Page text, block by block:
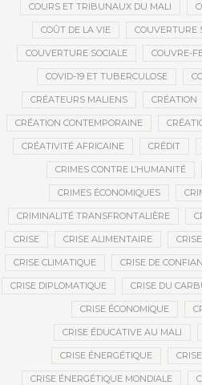
COURS ET TRIBUNAUX DU MALI
COÛT DE LA VIE COUVERTURE
COUVERTURE SOCIALE COUVRE-
COVID-19 ET TUBERCULOSE
CRÉATEURS MALIENS CRÉATION
CRÉATION CONTEMPORAINE
CRÉATIVITÉ AFRICAINE CRÉDIT
CRIMES CONTRE L’HUMANITÉ
CRIMES ÉCONOMIQUES
CRIMINALITÉ TRANSFRONTALIÈRE
CRISE CRISE ALIMENTAIRE
CRISE CLIMATIQUE CRISE DE
CRISE DIPLOMATIQUE CRISE DU
CRISE ÉCONOMIQUE
CRISE ÉDUCATIVE AU MALI
CRISE ÉNERGÉTIQUE
CRISE ÉNERGÉTIQUE MONDIALE